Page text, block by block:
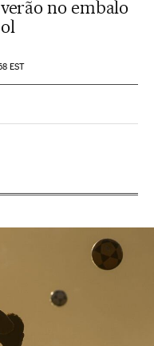
no embalo
EST